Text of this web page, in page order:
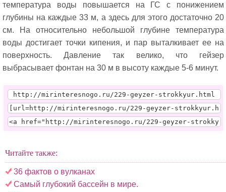
температура воды повышается на ГС с понижением
глубины на каждые 33 м, а здесь для этого достаточно 20
см. На относительно небольшой глубине температура
воды достигает точки кипения, и пар выталкивает ее на
поверхность. Давление так велико, что гейзер
выбрасывает фонтан на 30 м в высоту каждые 5-6 минут.
Читайте также:
36 фактов о вулканах
Самый глубокий бассейн в мире.